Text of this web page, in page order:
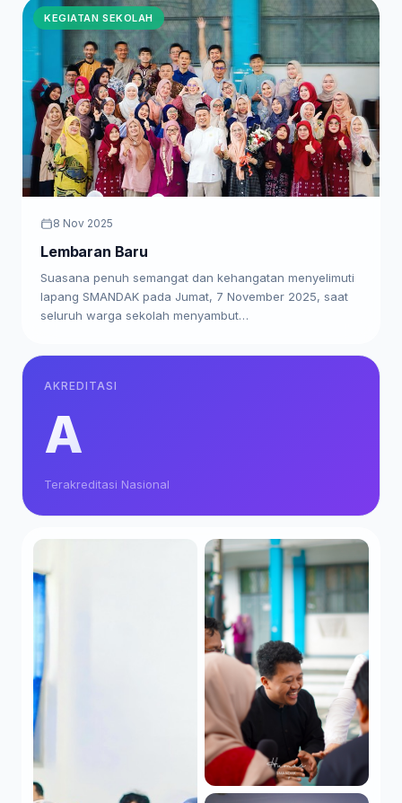
KEGIATAN SEKOLAH
8 Nov 2025
Lembaran Baru
Suasana penuh semangat dan kehangatan menyelimuti
lapang SMANDAK pada Jumat, 7 November 2025, saat
seluruh warga sekolah menyambut…
AKREDITASI
A
Terakreditasi Nasional